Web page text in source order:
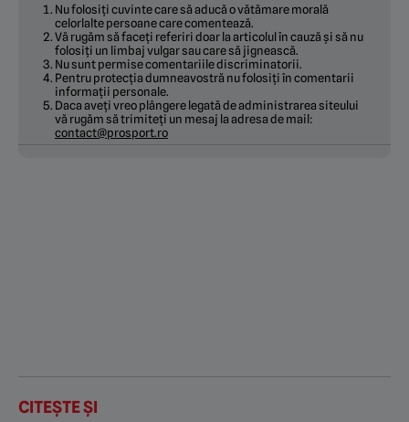
Nu folosiți cuvinte care să aducă o vătămare morală
celorlalte persoane care comentează.
Vă rugăm să faceți referiri doar la articolul în cauză și să nu
folosiți un limbaj vulgar sau care să jignească.
Nu sunt permise comentariile discriminatorii.
Pentru protecția dumneavostră nu folosiți în comentarii
informații personale.
Daca aveți vreo plângere legată de administrarea siteului
vă rugăm să trimiteți un mesaj la adresa de mail:
contact@prosport.ro
CITEȘTE ȘI